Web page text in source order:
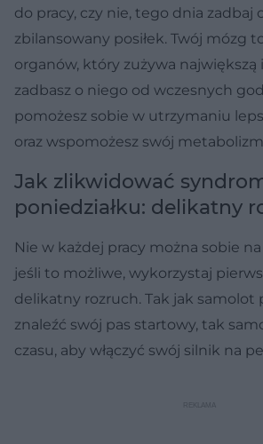
do pracy, czy nie, tego dnia zadbaj
zbilansowany posiłek. Twój mózg
organów, który zużywa największą
zadbasz o niego od wczesnych
pomożesz sobie w utrzymaniu
oraz wspomożesz swój
Jak zlikwidować
poniedziałku: delikatny
Nie w każdej pracy można sobie
jeśli to możliwe, wykorzystaj
delikatny rozruch. Tak jak samolot
znaleźć swój pas startowy, tak
czasu, aby włączyć swój silnik na